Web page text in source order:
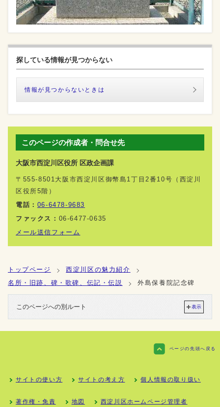
探している情報が見つからない
情報が見つからないときは
このページの作成者・問合せ先
大阪市西淀川区役所 区政企画課
〒555-8501大阪市西淀川区御幣島1丁目2番10号（西淀川
区役所5階）
電話： 06-6478-9683
ファックス： 06-6477-0635
メール送信フォーム
トップページ
西淀川区の魅力紹介
名所・旧跡、碑・歌碑、伝記・伝説
外島保養院記念碑
このページへの別ルート 表示
ページの先頭へ戻る
サイトの使い方 サイトの考え方 個人情報の取り扱い
著作権・免責 地図 西淀川区ホームページ管理者